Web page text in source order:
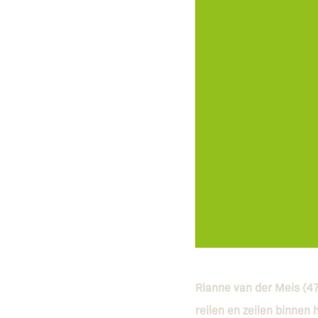
Rianne van der Meis
reilen en zeilen binnen